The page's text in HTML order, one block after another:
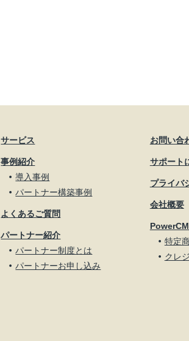
サービス
事例紹介
導入事例
パートナー構築事例
よくあるご質問
パートナー紹介
パートナー制度とは
パートナーお申し込み
お問い合
サポート
プライバ
会社概要
特定
クレ